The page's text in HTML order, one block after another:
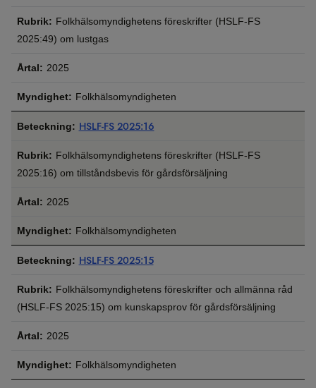
Folkhälsomyndighetens föreskrifter (HSLF-FS
2025:49) om lustgas
2025
Folkhälsomyndigheten
HSLF-FS 2025:16
Folkhälsomyndighetens föreskrifter (HSLF-FS
2025:16) om tillståndsbevis för gårdsförsäljning
2025
Folkhälsomyndigheten
HSLF-FS 2025:15
Folkhälsomyndighetens föreskrifter och allmänna råd
(HSLF-FS 2025:15) om kunskapsprov för gårdsförsäljning
2025
Folkhälsomyndigheten